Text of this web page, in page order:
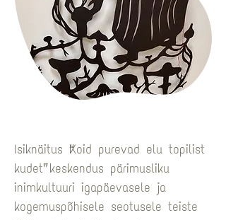
Isiknäitus “Koid purevad elu topilist
kudet” keskendus pärimusliku
inimkultuuri igapäevasele ja
kogemuspõhisele seotusele teiste